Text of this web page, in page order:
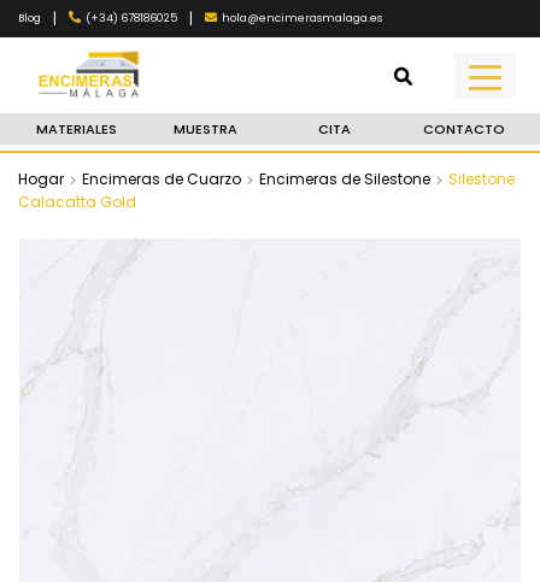
Blog | (+34) 678186025 | hola@encimerasmalaga.es
MATERIALES MUESTRA CITA CONTACTO
Hogar Encimeras de Cuarzo Encimeras de Silestone
Silestone
Calacatta Gold